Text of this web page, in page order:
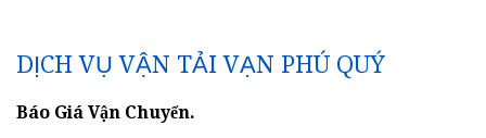
DỊCH VỤ VẬN TẢI VẠN PHÚ QUÝ
Báo Giá Vận Chuyển.